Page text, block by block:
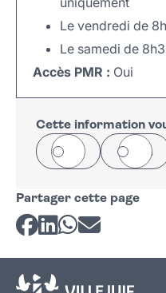
Le vendredi de
Le samedi de
Accès PMR : Oui
+
−
Cette information
Oui Non
Partager cette page
Partager sur Facebook
Partager sur
Partager sur
Partager